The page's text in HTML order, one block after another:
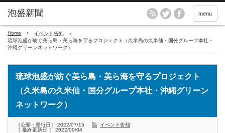
menu
Home
イベント告知
琉球泡盛が紡ぐ美ら島・美ら海を守るプロジェクト（久米島の久米仙・国分グループ本社・
沖縄グリーンネットワーク）
琉球泡盛が紡ぐ美ら島・美ら海を守るプロジェクト
（久米島の久米仙・国分グループ本社・沖縄グリーン
ネットワーク）
［公開・発行日］ 2022/07/15
［ 最終更新日 ］ 2022/09/04
イベント告知